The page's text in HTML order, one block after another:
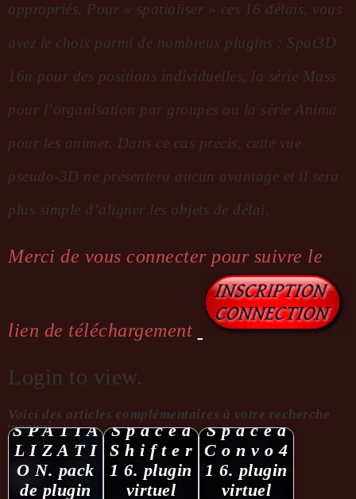
appropriés. Pour « spatialiser » ces 16 délais, vous
avez le choix parmi de nombreux plugins : Spat3D
16n pour des positions individuelles, la série Mass
pour l’organisation par groupes ou la série Anima
pour les animer. Dans ce cas précis, cette vue
pseudo-3D ne présentera aucun avantage et il sera
plus simple d’aligner les objets de délai.
Merci de vous connecter pour suivre le
lien de téléchargement
Login to view.
Voici des articles complémentaires à votre recherche
...........:
S P A T I A
L I Z A T I
O N. pack
de plugin
S p a c e d
S h i f t e r
1 6. plugin
virtuel
S p a c e d
C o n v o 4
1 6. plugin
virtuel